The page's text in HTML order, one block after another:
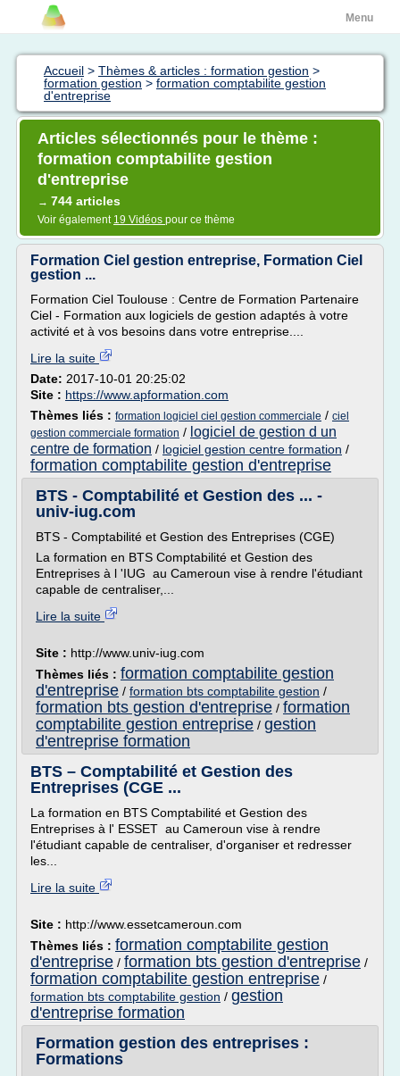
Menu
Accueil > Thèmes & articles : formation gestion >
formation gestion > formation comptabilite gestion
d'entreprise
Articles sélectionnés pour le thème :
formation comptabilite gestion
d'entreprise
→ 744 articles
Voir également 19 Vidéos pour ce thème
Formation Ciel gestion entreprise, Formation Ciel
gestion ...
Formation Ciel Toulouse : Centre de Formation Partenaire
Ciel - Formation aux logiciels de gestion adaptés à votre
activité et à vos besoins dans votre entreprise....
Lire la suite
Date: 2017-10-01 20:25:02
Site : https://www.apformation.com
Thèmes liés : formation logiciel ciel gestion commerciale / ciel
gestion commerciale formation / logiciel de gestion d un
centre de formation / logiciel gestion centre formation /
formation comptabilite gestion d'entreprise
BTS - Comptabilité et Gestion des ... -
univ-iug.com
BTS - Comptabilité et Gestion des Entreprises (CGE)
La formation en BTS Comptabilité et Gestion des
Entreprises à l 'IUG au Cameroun vise à rendre l'étudiant
capable de centraliser,...
Lire la suite
Site : http://www.univ-iug.com
Thèmes liés : formation comptabilite gestion
d'entreprise / formation bts comptabilite gestion /
formation bts gestion d'entreprise / formation
comptabilite gestion entreprise / gestion
d'entreprise formation
BTS – Comptabilité et Gestion des
Entreprises (CGE ...
La formation en BTS Comptabilité et Gestion des
Entreprises à l' ESSET au Cameroun vise à rendre
l'étudiant capable de centraliser, d'organiser et redresser
les...
Lire la suite
Site : http://www.essetcameroun.com
Thèmes liés : formation comptabilite gestion
d'entreprise / formation bts gestion d'entreprise /
formation comptabilite gestion entreprise /
formation bts comptabilite gestion / gestion
d'entreprise formation
Formation gestion des entreprises :
Formations